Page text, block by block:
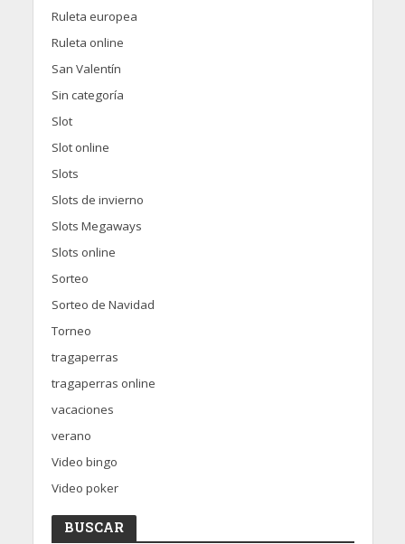
Ruleta europea
Ruleta online
San Valentín
Sin categoría
Slot
Slot online
Slots
Slots de invierno
Slots Megaways
Slots online
Sorteo
Sorteo de Navidad
Torneo
tragaperras
tragaperras online
vacaciones
verano
Video bingo
Video poker
BUSCAR